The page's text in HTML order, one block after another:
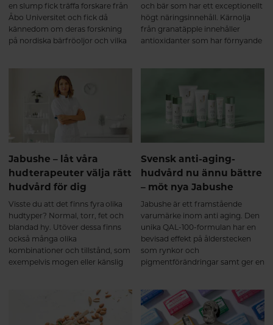
en slump fick träffa forskare från
Åbo Universitet och fick då
kännedom om deras forskning
på nordiska bärfröoljor och vilka
en imponerande resa.
och bär som har ett exceptionellt
högt näringsinnehåll. Kärnolja
från granatäpple innehåller
antioxidanter som har förnyande
Jabushe – låt våra
hudterapeuter välja rätt
hudvård för dig
Visste du att det finns fyra olika
hudtyper? Normal, torr, fet och
blandad hy. Utöver dessa finns
också många olika
kombinationer och tillstånd, som
exempelvis mogen eller känslig
Svensk anti-aging-
hudvård nu ännu bättre
– möt nya Jabushe
Jabushe är ett framstående
varumärke inom anti aging. Den
unika QAL-100-formulan har en
bevisad effekt på ålderstecken
som rynkor och
pigmentförändringar samt ger en
bevarat i ”nya” Jabushe som
relanseras i en ny, grönare
kostym med förbättrad doft,